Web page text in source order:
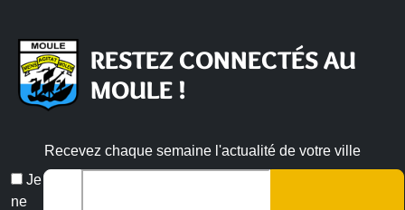
RESTEZ CONNECTÉS AU
MOULE !
Recevez chaque semaine l'actualité de votre ville
Je
ne
Veuillez laisser ce champ vide :
Email